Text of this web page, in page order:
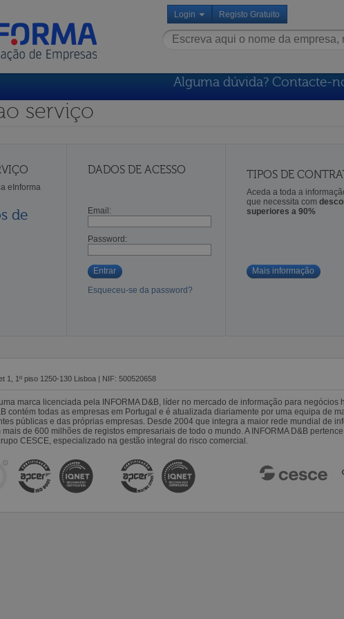
Login Registo Gratuito
Alguma dúvida? Contacte-
serviço
eInforma
de
DADOS DE ACESSO
Email:
Password:
Entrar
Esqueceu-se da password?
TIPOS DE
Aceda a toda a
que necessita com
superiores a 90%
Mais informação
1, 1º piso 1250-130 Lisboa | NIF: 500520658
marca licenciada pela INFORMA D&B, líder no mercado de informação para negócios
contém todas as empresas em Portugal e é atualizada diariamente por uma equipa de
públicas e das próprias empresas. Desde 2004 que integra a maior rede mundial de
mais de 600 milhões de registos empresariais de todo o mundo. A INFORMA D&B
CESCE, especializado na gestão integral do risco comercial.